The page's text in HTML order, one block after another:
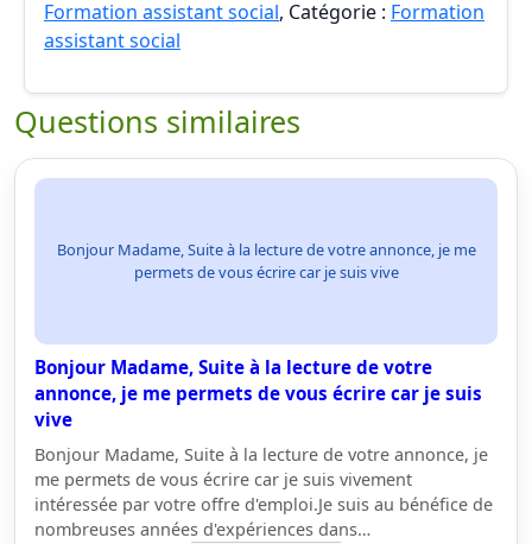
Formation assistant social, Catégorie : Formation
assistant social
Questions similaires
Bonjour Madame, Suite à la lecture de votre annonce, je me
permets de vous écrire car je suis vive
Bonjour Madame, Suite à la lecture de votre
annonce, je me permets de vous écrire car je suis
vive
Bonjour Madame, Suite à la lecture de votre annonce, je
me permets de vous écrire car je suis vivement
intéressée par votre offre d'emploi.Je suis au bénéfice de
nombreuses années d'expériences dans…